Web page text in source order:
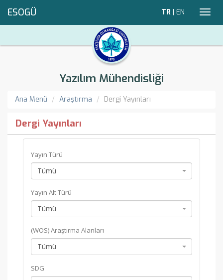
ESOGÜ TR | EN
Yazılım Mühendisliği
Ana Menü Araştırma Dergi Yayınları
Dergi Yayınları